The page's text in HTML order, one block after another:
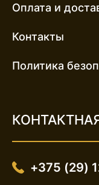
Оплата и
Контакты
Политика
+375 (29)